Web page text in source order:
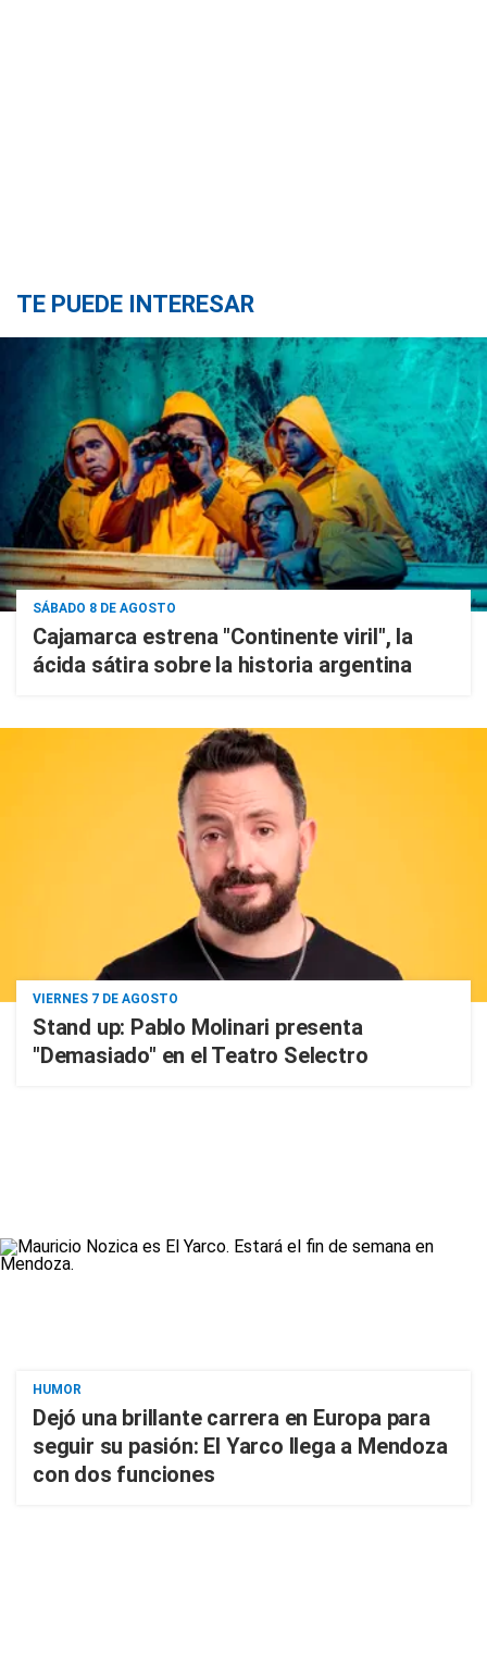
TE PUEDE INTERESAR
SÁBADO 8 DE AGOSTO
Cajamarca estrena "Continente viril", la
ácida sátira sobre la historia argentina
VIERNES 7 DE AGOSTO
Stand up: Pablo Molinari presenta
"Demasiado" en el Teatro Selectro
HUMOR
Dejó una brillante carrera en Europa para
seguir su pasión: El Yarco llega a Mendoza
con dos funciones